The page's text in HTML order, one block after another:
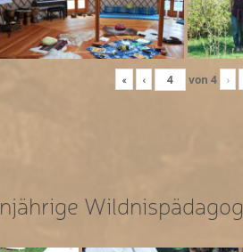
« ‹ von 4 ›